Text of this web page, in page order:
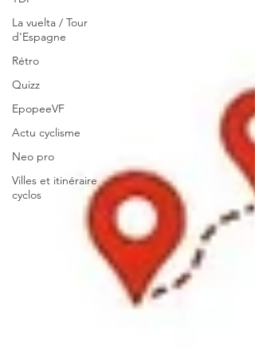
La vuelta / Tour
d'Espagne
Rétro
Quizz
EpopeeVF
Actu cyclisme
Neo pro
Villes et itinéraire
cyclos